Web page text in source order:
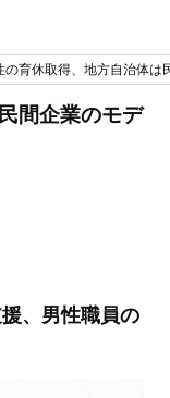
の育休取得、地方自治体は
間企業のモデ
、男性職員の